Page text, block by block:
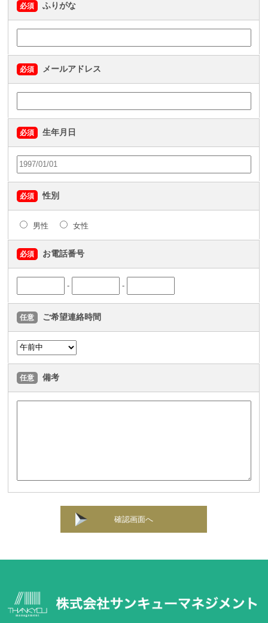
必須 ふりがな
必須 メールアドレス
必須 生年月日
必須 性別
男性 女性
必須 お電話番号
- -
任意 ご希望連絡時間
任意 備考
確認画面へ